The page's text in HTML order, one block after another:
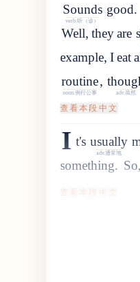
Sounds
verb.听（诊）
good.
Well, theyare
example, Ieat
routine
noun.例行公事
,
adv.虽然
查看本段中文
I t's usually
adv.通常地
something.
查看本段中文